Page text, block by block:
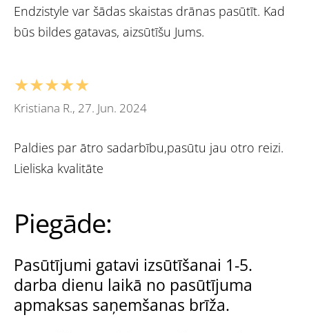
Piegāde:
Pasūtījumi gatavi izsūtīšanai 1-5.
darba dienu laikā no pasūtījuma
apmaksas saņemšanas brīža.
Endzistyle var šādas skaistas drānas pasūtīt. Kad
būs bildes gatavas, aizsūtīšu Jums.
★★★★★
Kristiana R., 27. Jun. 2024
Paldies par ātro sadarbību,pasūtu jau otro reizi.
Lieliska kvalitāte